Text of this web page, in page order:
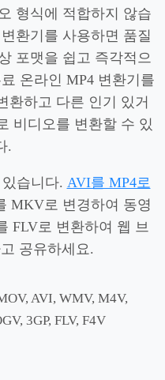
형식에 적합하지 않습
환기를 사용하면 품질
포맷을 쉽고 즉각적으
온라인 MP4 변환기를
환하고 다른 인기 있거
비디오를 변환할 수 있
.
습니다. AVI를 MP4로
MKV로 변경하여 동영
FLV로 변환하여 웹 브
공유하세요.
AVI, WMV, M4V,
3GP, FLV, F4V